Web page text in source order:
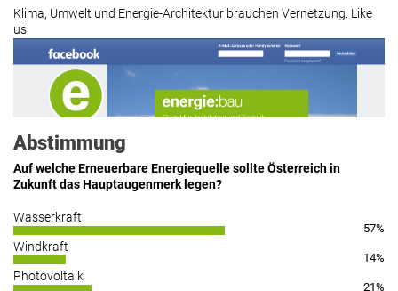
Roland Mösl: „Man wollte wohl
Kasse machen statt neue Produkte
erfinden.“ lesen
Hier geht’s zu allen Kommentaren
Klima, Umwelt und Energie-Architektur brauchen Vernetzung. Like
us!
https://www.facebook.com/energiebau/
Abstimmung
Auf welche Erneuerbare Energiequelle sollte Österreich in
Zukunft das Hauptaugenmerk legen?
Wasserkraft
57%
Windkraft
14%
Photovoltaik
21%